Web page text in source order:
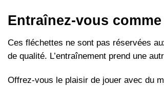
Entraînez-vous
Ces fléchettes ne sont pas réservées
de qualité. L’entraînement prend une
Offrez-vous le plaisir de jouer avec du